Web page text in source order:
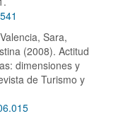
Sara,
(2008). Actitud
dimensiones y
de Turismo y